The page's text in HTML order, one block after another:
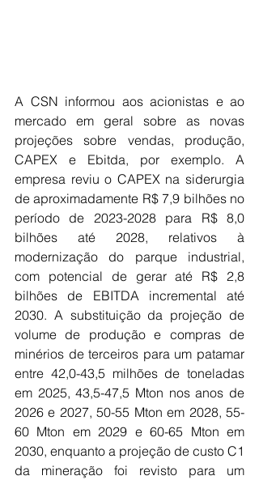
A CSN informou aos acionistas e ao
mercado em geral sobre as novas
projeções sobre vendas, produção,
CAPEX e Ebitda, por exemplo. A
empresa reviu o CAPEX na siderurgia
de aproximadamente R$ 7,9 bilhões no
período de 2023-2028 para R$ 8,0
bilhões até 2028, relativos à
modernização do parque industrial,
com potencial de gerar até R$ 2,8
bilhões de EBITDA incremental até
2030. A substituição da projeção de
volume de produção e compras de
minérios de terceiros para um patamar
entre 42,0-43,5 milhões de toneladas
em 2025, 43,5-47,5 Mton nos anos de
2026 e 2027, 50-55 Mton em 2028, 55-
60 Mton em 2029 e 60-65 Mton em
2030, enquanto a projeção de custo C1
da mineração foi revisto para um